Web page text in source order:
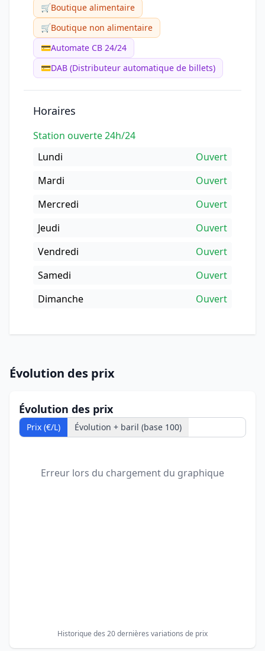
🛒Boutique alimentaire
🛒Boutique non alimentaire
💳Automate CB 24/24
💳DAB (Distributeur automatique de billets)
Horaires
Station ouverte 24h/24
Lundi
Ouvert
Mardi
Ouvert
Mercredi
Ouvert
Jeudi
Ouvert
Vendredi
Ouvert
Samedi
Ouvert
Dimanche
Ouvert
Évolution des prix
Évolution des prix
Prix (€/L) Évolution + baril (base 100)
Erreur lors du chargement du graphique
Historique des 20 dernières variations de prix